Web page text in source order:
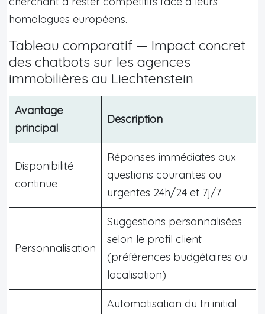
homologues européens.
Tableau comparatif — Impact concret
des chatbots sur les agences
immobilières au Liechtenstein
Avantage
principal
Description
Disponibilité
continue
Réponses immédiates aux
questions courantes ou
urgentes 24h/24 et 7j/7
Personnalisation
Suggestions personnalisées
selon le profil client
(préférences budgétaires ou
localisation)
Automatisation du tri initial